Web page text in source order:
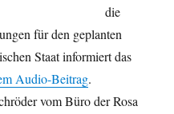
die
für den geplanten
Staat informiert das
Audio-Beitrag.
vom Büro der Rosa